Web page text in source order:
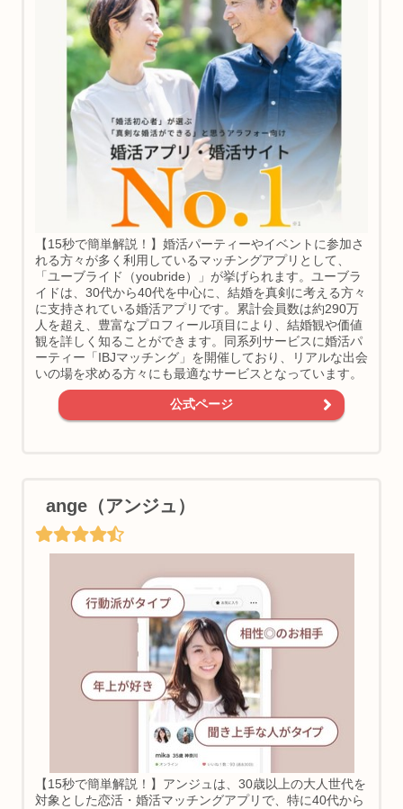
【15秒で簡単解説！】婚活パーティーやイベントに参加さ
れる方々が多く利用しているマッチングアプリとして、
「ユーブライド（youbride）」が挙げられます。ユーブラ
イドは、30代から40代を中心に、結婚を真剣に考える方々
に支持されている婚活アプリです。累計会員数は約290万
人を超え、豊富なプロフィール項目により、結婚観や価値
観を詳しく知ることができます。同系列サービスに婚活パ
ーティー「IBJマッチング」を開催しており、リアルな出会
いの場を求める方々にも最適なサービスとなっています。
公式ページ
ange（アンジュ）
【15秒で簡単解説！】アンジュは、30歳以上の大人世代を
対象とした恋活・婚活マッチングアプリで、特に40代から